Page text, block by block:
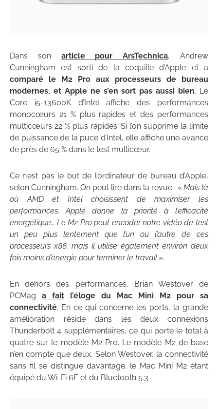
Dans son article pour ArsTechnica, Andrew
Cunningham est sorti de la coquille d’Apple et a
comparé le M2 Pro aux processeurs de bureau
modernes, et Apple ne s’en sort pas aussi bien. Le
Core i5-13600K d’Intel affiche des performances
monocœurs 21 % plus rapides et des performances
multicœurs 22 % plus rapides. Si l’on supprime la limite
de puissance de la puce d’Intel, elle affiche une avance
de près de 65 % dans le test multicœur.
Ce n’est pas le but de l’ordinateur de bureau d’Apple,
selon Cunningham. On peut lire dans la revue : «Mais là
où AMD et Intel choisissent de maximiser les
performances, Apple donne la priorité à l’efficacité
énergétique… Le M2 Pro peut encoder notre vidéo de test
un peu plus lentement que l’un ou l’autre de ces
processeurs x86, mais il utilise également environ deux
fois moins d’énergie pour terminer le travail ».
En dehors des performances, Brian Westover de
PCMag a fait
l’éloge du Mac Mini M2 pour sa
connectivité. En ce qui concerne les ports, la grande
amélioration réside dans les deux connexions
Thunderbolt 4 supplémentaires, ce qui porte le total à
quatre sur le modèle M2 Pro. Le modèle M2 de base
n’en compte que deux. Selon Westover, la connectivité
sans fil se distingue davantage, le Mac Mini M2 étant
équipé du Wi-Fi 6E et du Bluetooth 5.3.